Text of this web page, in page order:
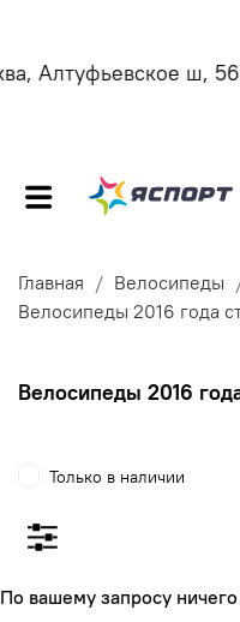
Алтуфьевское ш, 56
Главная
Велосипеды
Велосипеды 2016 года
Велосипеды 2016
По вашему запросу
Только в наличии